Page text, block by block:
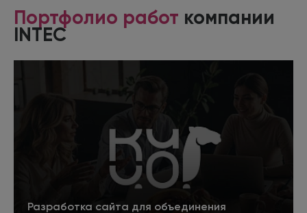
Портфолио работ компании
INTEC
Разработка сайта для объединения